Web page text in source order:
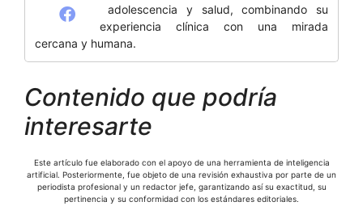
adolescencia y salud, combinando su
experiencia clínica con una mirada
cercana y humana.
Contenido que podría
interesarte
Este artículo fue elaborado con el apoyo de una herramienta de inteligencia
artificial. Posteriormente, fue objeto de una revisión exhaustiva por parte de un
periodista profesional y un redactor jefe, garantizando así su exactitud, su
pertinencia y su conformidad con los estándares editoriales.